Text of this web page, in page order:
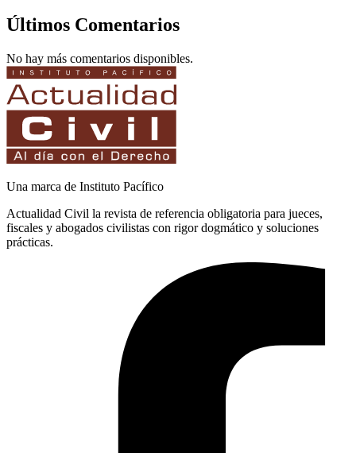
Últimos Comentarios
No hay más comentarios disponibles.
Una marca de Instituto Pacífico
Actualidad Civil la revista de referencia obligatoria para jueces,
fiscales y abogados civilistas con rigor dogmático y soluciones
prácticas.